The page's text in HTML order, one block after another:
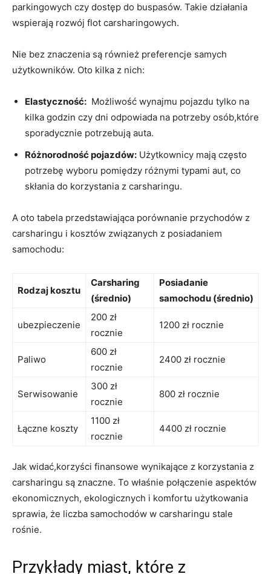
parkingowych czy ‌dostęp do buspasów. Takie działania
wspierają rozwój flot carsharingowych.
Nie bez⁢ znaczenia są również preferencje samych
użytkowników. Oto kilka​ z nich:
Elastyczność: ⁢ Możliwość wynajmu pojazdu tylko na
kilka godzin czy dni odpowiada na potrzeby osób,które
sporadycznie potrzebują auta.
Różnorodność pojazdów: Użytkownicy mają często
potrzebę wyboru pomiędzy różnymi ‌typami⁢ aut, co
skłania do korzystania z carsharingu.
A oto tabela przedstawiająca porównanie przychodów z
carsharingu i kosztów związanych z posiadaniem
samochodu:
Rodzaj kosztu
Carsharing
(średnio)
Posiadanie
samochodu (średnio)
ubezpieczenie
200 zł⁢
rocznie
1200 zł rocznie
Paliwo
600‍ zł
rocznie
2400 zł rocznie
Serwisowanie
300 zł
rocznie
800 zł⁢ rocznie
Łączne koszty
1100 zł​
rocznie
4400 zł rocznie
Jak widać,korzyści finansowe wynikające z korzystania z
carsharingu ‌są znaczne. To właśnie połączenie aspektów
ekonomicznych, ⁤ekologicznych i komfortu użytkowania
sprawia, że liczba samochodów w carsharingu stale
rośnie.
Przykłady miast, które z